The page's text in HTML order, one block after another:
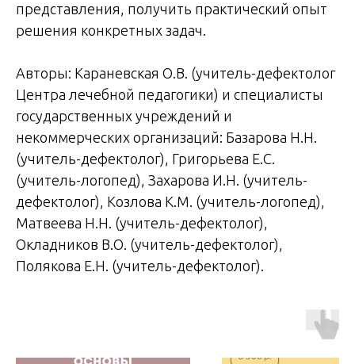
представления, получить практический опыт
решения конкретных задач.
Авторы: Караневская О.В. (учитель-дефектолог
Центра лечебной педагогики) и специалисты
государственных учреждений и
некоммерческих организаций: Базарова Н.Н.
(учитель-дефектолог), Григорьева Е.С.
(учитель-логопед), Захарова И.Н. (учитель-
дефектолог), Козлова К.М. (учитель-логопед),
Матвеева Н.Н. (учитель-дефектолог),
Окладников В.О. (учитель-дефектолог),
Полякова Е.Н. (учитель-дефектолог).